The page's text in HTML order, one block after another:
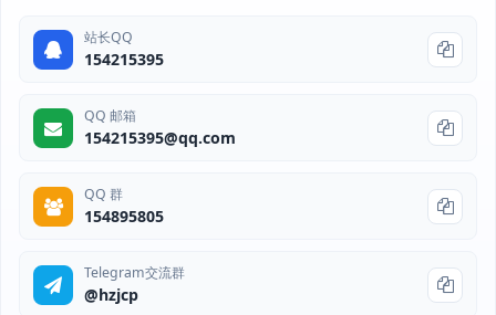
站长QQ
154215395
QQ 邮箱
154215395@qq.com
QQ 群
154895805
Telegram交流群
@hzjcp